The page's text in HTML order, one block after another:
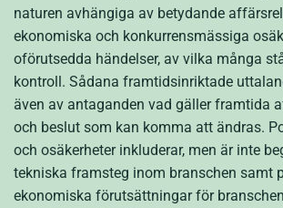
naturen avhängiga av betydande
ekonomiska och konkurrensmässiga
oförutsedda händelser, av vilka många
kontroll. Sådana framtidsinriktade
även av antaganden vad gäller framtida
och beslut som kan komma att ändras.
och osäkerheter inkluderar, men är inte
tekniska framsteg inom branschen samt
ekonomiska förutsättningar för